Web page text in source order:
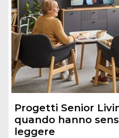
Progetti Senior
quando hanno
leggere